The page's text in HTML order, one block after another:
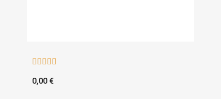
    
0,00 €